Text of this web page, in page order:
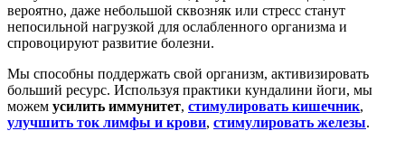
вероятно, даже небольшой сквозняк или стресс станут
непосильной нагрузкой для ослабленного организма и
спровоцируют развитие болезни.
Мы способны поддержать свой организм, активизировать
больший ресурс. Используя практики кундалини йоги, мы
можем усилить иммунитет, стимулировать кишечник,
улучшить ток лимфы и крови, стимулировать железы.